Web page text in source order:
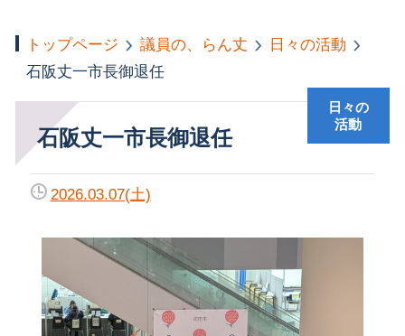
トップページ 議員の、らん丈
日々の活動
石阪丈一市長御退任
石阪丈一市長御退任
日々の
活動
2026.03.07(土)